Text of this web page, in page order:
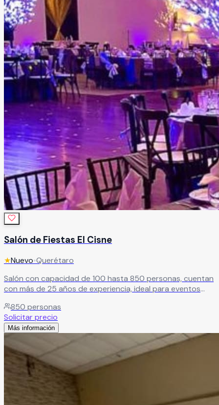
Salón de Fiestas El Cisne
★Nuevo•Querétaro
Salón con capacidad de 100 hasta 850 personas, cuentan
con más de 25 años de experiencia, ideal para eventos
850 personas
Solicitar precio
Más información